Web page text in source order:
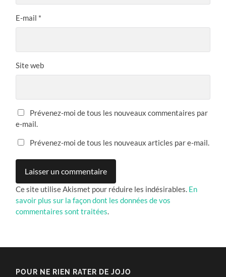
E-mail *
Site web
Prévenez-moi de tous les nouveaux commentaires par
e-mail.
Prévenez-moi de tous les nouveaux articles par e-mail.
Ce site utilise Akismet pour réduire les indésirables. En
savoir plus sur la façon dont les données de vos
commentaires sont traitées.
POUR NE RIEN RATER DE JOJO